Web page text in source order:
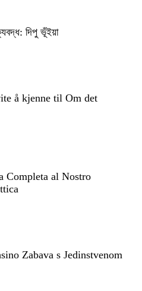
দিপু ভূঁইয়া
å kjenne til Om det
Completa al Nostro
Zabava s Jedinstvenom